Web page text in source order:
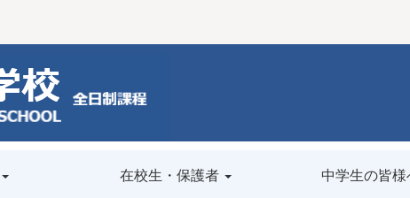
在校生・保護者 中学生の皆様